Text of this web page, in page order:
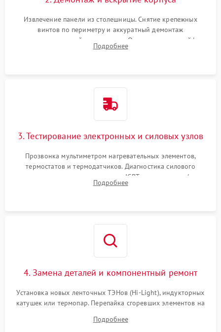
Извлечение панели из столешницы. Снятие крепежных
винтов по периметру и аккуратный демонтаж
стеклокерамической поверхности. Отсоединение шлейфов
сенсорного блока для доступа к силовым платам, катушкам
Подробнее
3. Тестирование электронных и силовых узлов
Прозвонка мультиметром нагревательных элементов,
термостатов и термодатчиков. Диагностика силового
модуля, реле, диодных мостов и IGBT-транзисторов (для
индукции). Проверка кранов и газ-контроля (для газовых
Подробнее
4. Замена деталей и компонентный ремонт
Установка новых ленточных ТЭНов (Hi-Light), индукторных
катушек или термопар. Перепайка сгоревших элементов на
дорожек. Очистка контактов и замена поврежденной
Подробнее